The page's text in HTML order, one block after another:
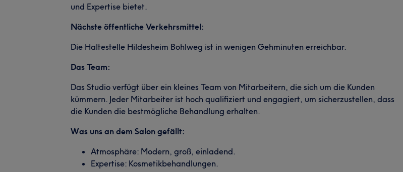
und Expertise bietet.
Nächste öffentliche Verkehrsmittel:
Die Haltestelle Hildesheim Bohlweg ist in wenigen Gehminuten erreichbar.
Das Team:
Das Studio verfügt über ein kleines Team von Mitarbeitern, die sich um die Kunden
kümmern. Jeder Mitarbeiter ist hoch qualifiziert und engagiert, um sicherzustellen, dass
die Kunden die bestmögliche Behandlung erhalten.
Was uns an dem Salon gefällt:
Atmosphäre: Modern, groß, einladend.
Expertise: Kosmetikbehandlungen.